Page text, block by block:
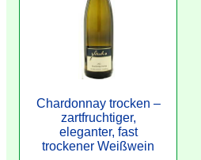
Chardonnay trocken –
zartfruchtiger,
eleganter, fast
trockener Weißwein